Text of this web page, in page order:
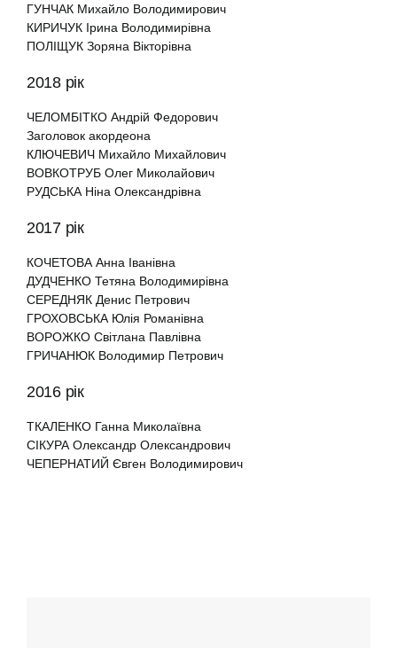
ГУНЧАК Михайло Володимирович
КИРИЧУК Ірина Володимирівна
ПОЛІЩУК Зоряна Вікторівна
2018 рік
ЧЕЛОМБІТКО Андрій Федорович
Заголовок акордеона
КЛЮЧЕВИЧ Михайло Михайлович
ВОВКОТРУБ Олег Миколайович
РУДСЬКА Ніна Олександрівна
2017 рік
КОЧЕТОВА Анна Іванівна
ДУДЧЕНКО Тетяна Володимирівна
СЕРЕДНЯК Денис Петрович
ГРОХОВСЬКА Юлія Романівна
ВОРОЖКО Світлана Павлівна
ГРИЧАНЮК Володимир Петрович
2016 рік
ТКАЛЕНКО Ганна Миколаївна
СІКУРА Олександр Олександрович
ЧЕПЕРНАТИЙ Євген Володимирович